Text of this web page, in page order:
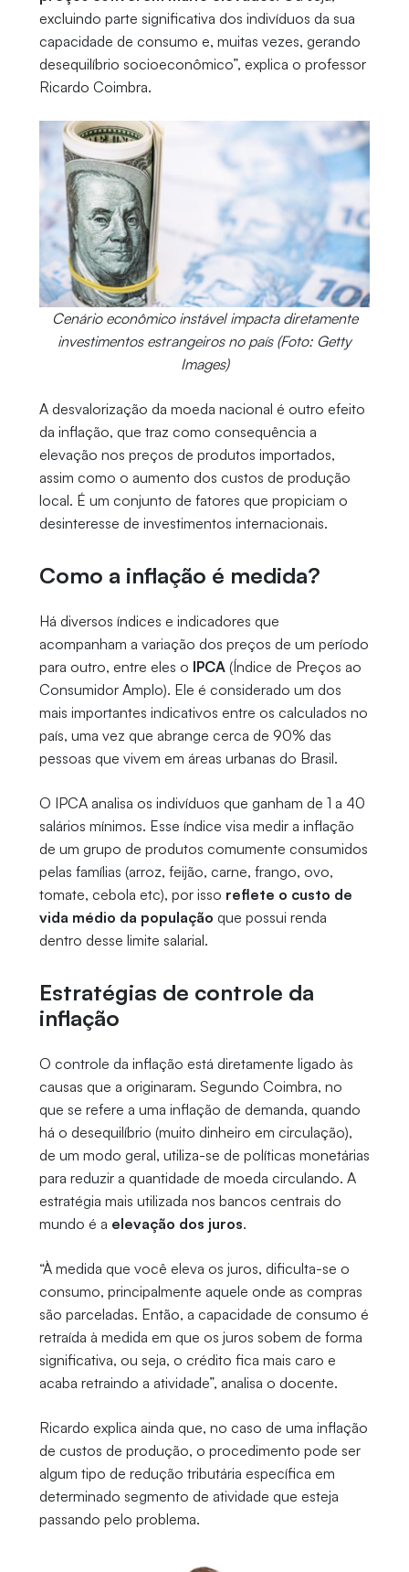
excluindo parte significativa dos indivíduos da sua
capacidade de consumo e, muitas vezes, gerando
desequilíbrio socioeconômico”, explica o professor
Ricardo Coimbra.
Cenário econômico instável impacta diretamente
investimentos estrangeiros no país (Foto: Getty
Images)
A desvalorização da moeda nacional é outro efeito
da inflação, que traz como consequência a
elevação nos preços de produtos importados,
assim como o aumento dos custos de produção
local. É um conjunto de fatores que propiciam o
desinteresse de investimentos internacionais.
Como a inflação é medida?
Há diversos índices e indicadores que
acompanham a variação dos preços de um período
para outro, entre eles o IPCA(Índice de Preços ao
Consumidor Amplo). Ele é considerado um dos
mais importantes indicativos entre os calculados no
país, uma vez que abrange cerca de 90% das
pessoas que vivem em áreas urbanas do Brasil.
O IPCA analisa os indivíduos que ganham de 1 a 40
salários mínimos. Esse índice visa medir a inflação
de um grupo de produtos comumente consumidos
pelas famílias (arroz, feijão, carne, frango, ovo,
tomate, cebola etc), por isso reflete o custo de
vida médio da população que possui renda
dentro desse limite salarial.
Estratégias de controle da
inflação
O controle da inflação está diretamente ligado às
causas que a originaram. Segundo Coimbra, no
que se refere a uma inflação de demanda, quando
há o desequilíbrio (muito dinheiro em circulação),
de um modo geral, utiliza-se de políticas monetárias
para reduzir a quantidade de moeda circulando. A
estratégia mais utilizada nos bancos centrais do
mundo é a elevação dos juros.
“À medida que você eleva os juros, dificulta-se o
consumo, principalmente aquele onde as compras
são parceladas. Então, a capacidade de consumo é
retraída à medida em que os juros sobem de forma
significativa, ou seja, o crédito fica mais caro e
acaba retraindo a atividade”, analisa o docente.
Ricardo explica ainda que, no caso de uma inflação
de custos de produção, o procedimento pode ser
algum tipo de redução tributária específica em
determinado segmento de atividade que esteja
passando pelo problema.